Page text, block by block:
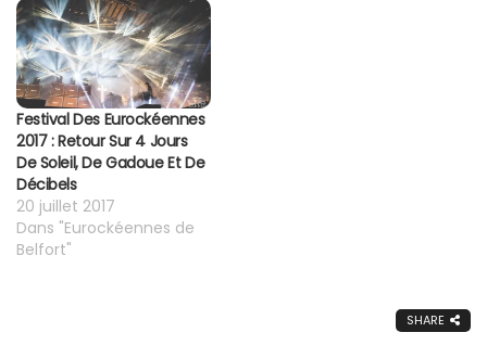
Festival Des Eurockéennes
2017 : Retour Sur 4 Jours
De Soleil, De Gadoue Et De
Décibels
20 juillet 2017
Dans "Eurockéennes de
Belfort"
SHARE